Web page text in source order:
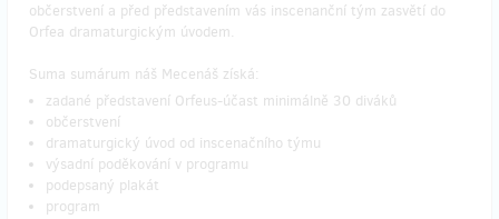
občerstvení a před představením vás inscenanční tým zasvětí do
Orfea dramaturgickým úvodem.
Suma sumárum náš Mecenáš získá:
zadané představení Orfeus-účast minimálně 30 diváků
občerstvení
dramaturgický úvod od inscenačního týmu
výsadní poděkování v programu
podepsaný plakát
program